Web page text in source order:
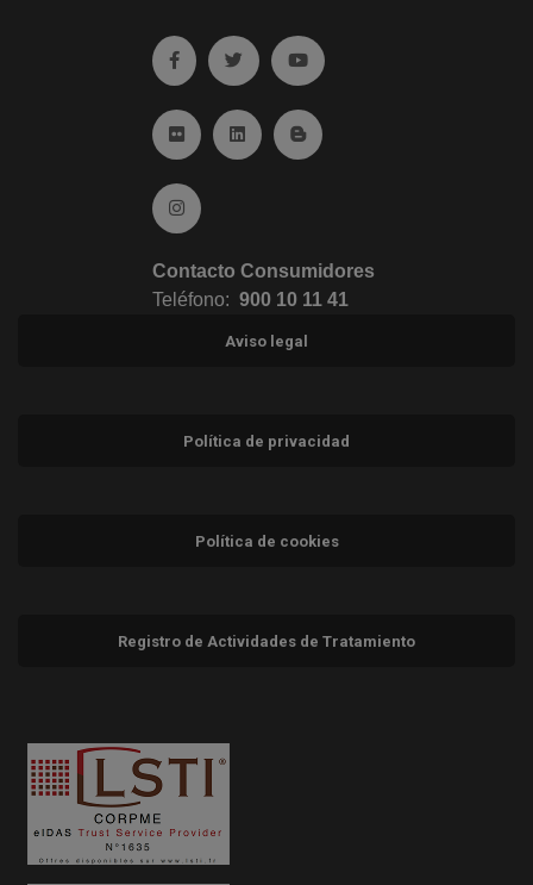
Ir a facebook (abre en ventana nueva)
Ir a twitter (abre en ventana nueva)
Ir a YouTube (abre en
Ir a Flickr (abre en ventana nueva)
Ir a Linkedin (abre en ventana nueva)
Ir al Blog (abre en ventana
Ir a Instagram (abre en ventana nueva)
Contacto Consumidores
Teléfono: 900 10 11 41
Aviso legal
Política de privacidad
Política de cookies
Registro de Actividades de Tratamiento